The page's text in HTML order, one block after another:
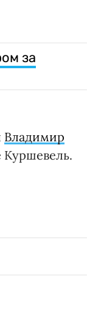
за
Владимир